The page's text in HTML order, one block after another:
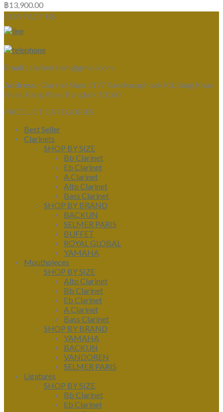
฿13,900.00
CONTACT US
Email : clarinetsiam@gmail.com
Address : Clarinet Siam 1177 Kanchanaphisek Rd, Bang Khae
Nuea, Bang Khae, Bangkok 10160
PRODUCT CATEGORIES
Best Seller
Clarinets
SHOP BY SIZE
Bb Clarinet
Eb Clarinet
A Clarinet
Alto Clarinet
Bass Clarinet
SHOP BY BRAND
BACKUN
SELMER PARIS
BUFFET
ROYAL GLOBAL
YAMAHA
Mouthpieces
SHOP BY SIZE
Alto Clarinet
Bb Clarinet
Eb Clarinet
A Clarinet
Bass Clarinet
SHOP BY BRAND
YAMAHA
BACKUN
VANDOREN
SELMER PARIS
Ligatures
SHOP BY SIZE
Bb Clarinet
Eb Clarinet